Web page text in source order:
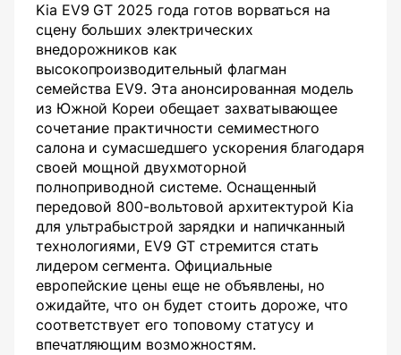
Kia EV9 GT 2025 года готов ворваться на
сцену больших электрических
внедорожников как
высокопроизводительный флагман
семейства EV9. Эта анонсированная модель
из Южной Кореи обещает захватывающее
сочетание практичности семиместного
салона и сумасшедшего ускорения благодаря
своей мощной двухмоторной
полноприводной системе. Оснащенный
передовой 800-вольтовой архитектурой Kia
для ультрабыстрой зарядки и напичканный
технологиями, EV9 GT стремится стать
лидером сегмента. Официальные
европейские цены еще не объявлены, но
ожидайте, что он будет стоить дороже, что
соответствует его топовому статусу и
впечатляющим возможностям.